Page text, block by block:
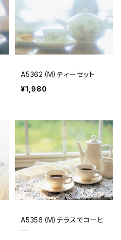
A5362（M）ティーセット
¥1,980
A5356（M）テラスでコーヒ
ー